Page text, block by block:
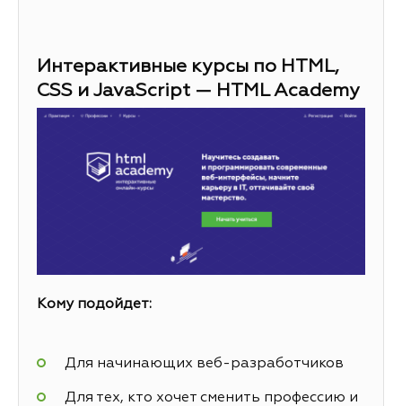
Интерактивные курсы по HTML,
CSS и JavaScript — HTML Academy
Кому подойдет:
Для начинающих веб-разработчиков
Для тех, кто хочет сменить профессию и